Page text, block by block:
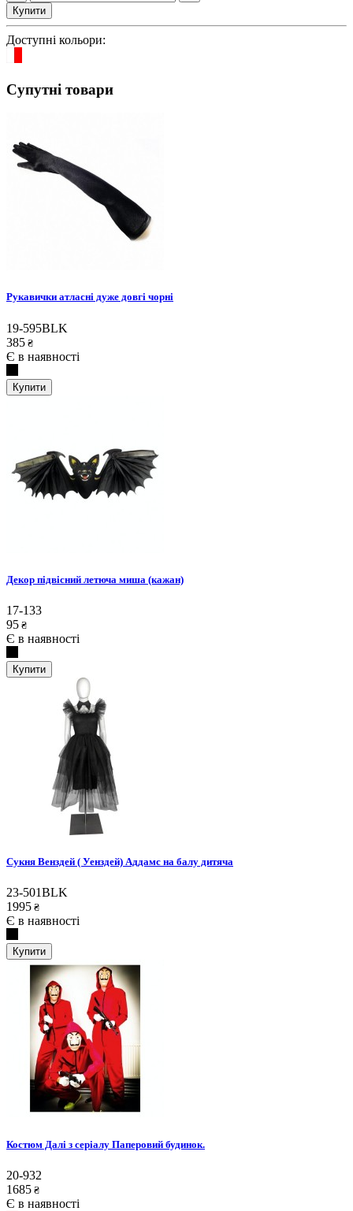
Купити
Доступні кольори:
Супутні товари
Рукавички атласні дуже довгі чорні
19-595BLK
385 ₴
Є в наявності
Купити
Декор підвісний летюча миша (кажан)
17-133
95 ₴
Є в наявності
Купити
Сукня Венздей ( Уенздей) Аддамс на балу дитяча
23-501BLK
1995 ₴
Є в наявності
Купити
Костюм Далі з серіалу Паперовий будинок.
20-932
1685 ₴
Є в наявності